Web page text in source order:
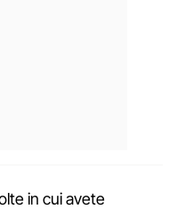
in cui avete